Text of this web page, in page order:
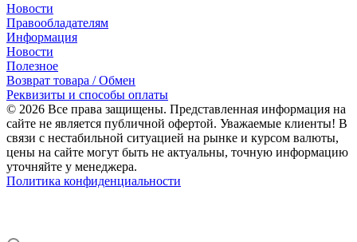
Новости
Правообладателям
Информация
Новости
Полезное
Возврат товара / Обмен
Реквизиты и способы оплаты
© 2026 Все права защищены. Представленная информация на
сайте не является публичной офертой. Уважаемые клиенты! В
связи с нестабильной ситуацией на рынке и курсом валюты,
цены на сайте могут быть не актуальны, точную информацию
уточняйте у менеджера.
Политика конфиденциальности